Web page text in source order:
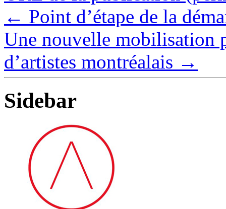
← Point d’étape de la
Une nouvelle mobilisation
d’artistes montréalais →
Sidebar